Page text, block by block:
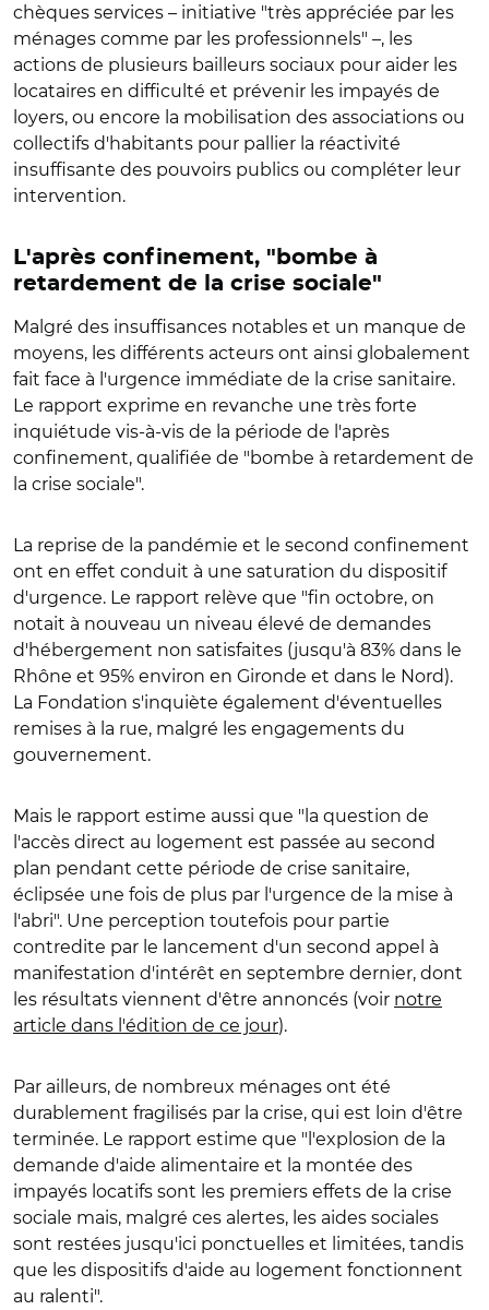
chèques services – initiative "très appréciée par les
ménages comme par les professionnels" –, les
actions de plusieurs bailleurs sociaux pour aider les
locataires en difficulté et prévenir les impayés de
loyers, ou encore la mobilisation des associations ou
collectifs d'habitants pour pallier la réactivité
insuffisante des pouvoirs publics ou compléter leur
intervention.
L'après confinement, "bombe à
retardement de la crise sociale"
Malgré des insuffisances notables et un manque de
moyens, les différents acteurs ont ainsi globalement
fait face à l'urgence immédiate de la crise sanitaire.
Le rapport exprime en revanche une très forte
inquiétude vis-à-vis de la période de l'après
confinement, qualifiée de "bombe à retardement de
la crise sociale".
La reprise de la pandémie et le second confinement
ont en effet conduit à une saturation du dispositif
d'urgence. Le rapport relève que "fin octobre, on
notait à nouveau un niveau élevé de demandes
d'hébergement non satisfaites (jusqu'à 83% dans le
Rhône et 95% environ en Gironde et dans le Nord).
La Fondation s'inquiète également d'éventuelles
remises à la rue, malgré les engagements du
gouvernement.
Mais le rapport estime aussi que "la question de
l'accès direct au logement est passée au second
plan pendant cette période de crise sanitaire,
éclipsée une fois de plus par l'urgence de la mise à
l'abri". Une perception toutefois pour partie
contredite par le lancement d'un second appel à
manifestation d'intérêt en septembre dernier, dont
les résultats viennent d'être annoncés (voir notre
article dans l'édition de ce jour).
Par ailleurs, de nombreux ménages ont été
durablement fragilisés par la crise, qui est loin d'être
terminée. Le rapport estime que "l'explosion de la
demande d'aide alimentaire et la montée des
impayés locatifs sont les premiers effets de la crise
sociale mais, malgré ces alertes, les aides sociales
sont restées jusqu'ici ponctuelles et limitées, tandis
que les dispositifs d'aide au logement fonctionnent
au ralenti".